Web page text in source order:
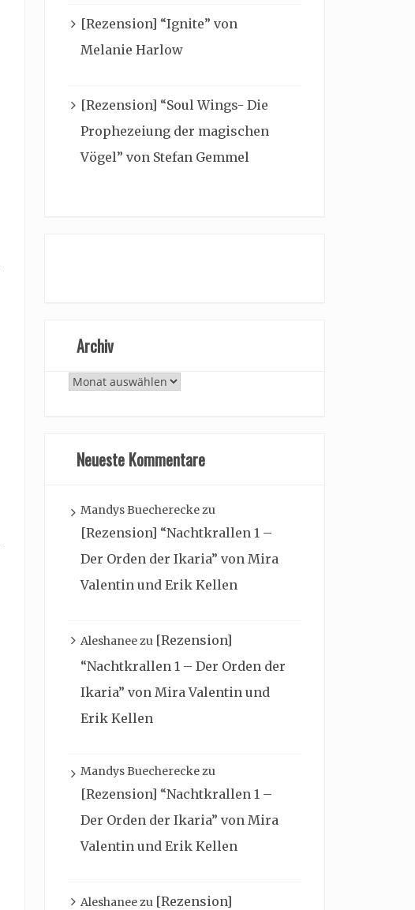
[Rezension] “Ignite” von
Melanie Harlow
[Rezension] “Soul Wings- Die
Prophezeiung der magischen
Vögel” von Stefan Gemmel
Archiv
Archiv
Neueste Kommentare
Mandys Buechereckezu
[Rezension] “Nachtkrallen 1 –
Der Orden der Ikaria” von Mira
Valentin und Erik Kellen
Aleshaneezu [Rezension]
“Nachtkrallen 1 – Der Orden der
Ikaria” von Mira Valentin und
Erik Kellen
Mandys Buechereckezu
[Rezension] “Nachtkrallen 1 –
Der Orden der Ikaria” von Mira
Valentin und Erik Kellen
Aleshaneezu [Rezension]